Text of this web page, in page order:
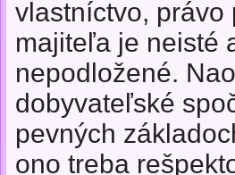
vlastníctvo, právo
majiteľa je neisté
nepodložené.
dobyvateľské
pevných
ono treba